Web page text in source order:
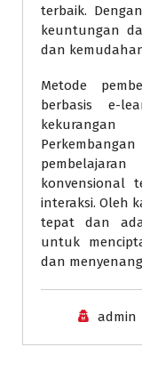
terbaik.
keuntungan
dan
Metode
berbasis e-
konvensional
interaksi. Oleh
tepat dan
untuk
dan
admin